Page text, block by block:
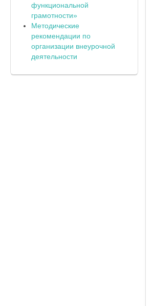
функциональной
грамотности»
Методические
рекомендации по
организации внеурочной
деятельности